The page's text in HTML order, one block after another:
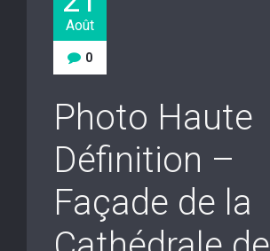
Août
0
Photo Haute
Définition –
Façade de la